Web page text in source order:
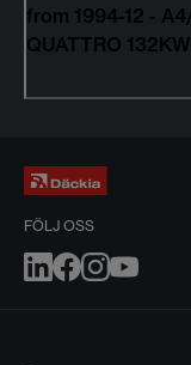
from 1994-12 -
QUATTRO
FÖLJ OSS